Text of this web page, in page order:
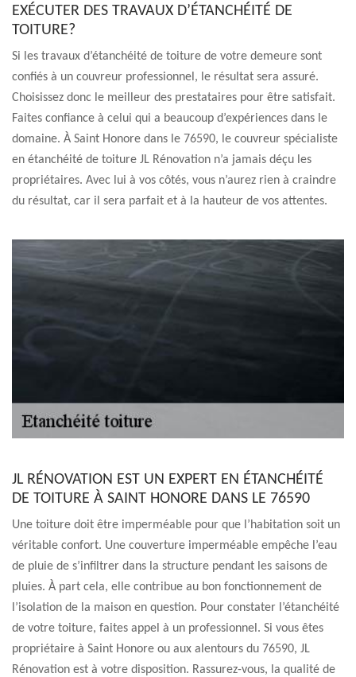
EXÉCUTER DES TRAVAUX D’ÉTANCHÉITÉ DE
TOITURE?
Si les travaux d’étanchéité de toiture de votre demeure sont
confiés à un couvreur professionnel, le résultat sera assuré.
Choisissez donc le meilleur des prestataires pour être satisfait.
Faites confiance à celui qui a beaucoup d’expériences dans le
domaine. À Saint Honore dans le 76590, le couvreur spécialiste
en étanchéité de toiture JL Rénovation n’a jamais déçu les
propriétaires. Avec lui à vos côtés, vous n’aurez rien à craindre
du résultat, car il sera parfait et à la hauteur de vos attentes.
JL RÉNOVATION EST UN EXPERT EN ÉTANCHÉITÉ
DE TOITURE À SAINT HONORE DANS LE 76590
Une toiture doit être imperméable pour que l’habitation soit un
véritable confort. Une couverture imperméable empêche l’eau
de pluie de s’infiltrer dans la structure pendant les saisons de
pluies. À part cela, elle contribue au bon fonctionnement de
l’isolation de la maison en question. Pour constater l’étanchéité
de votre toiture, faites appel à un professionnel. Si vous êtes
propriétaire à Saint Honore ou aux alentours du 76590, JL
Rénovation est à votre disposition. Rassurez-vous, la qualité de